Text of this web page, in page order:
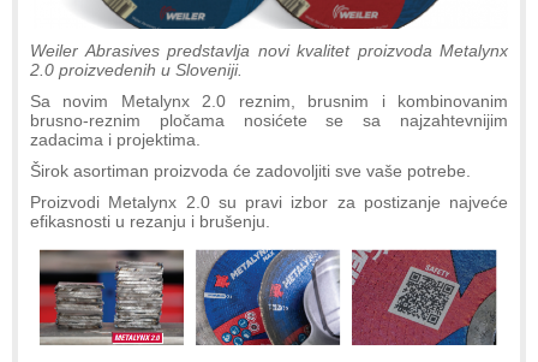
Weiler Abrasives predstavlja novi kvalitet proizvoda Metalynx
2.0 proizvedenih u Sloveniji.
Sa novim Metalynx 2.0 reznim, brusnim i kombinovanim
brusno-reznim pločama nosićete se sa najzahtevnijim
zadacima i projektima.
Širok asortiman proizvoda će zadovoljiti sve vaše potrebe.
Proizvodi Metalynx 2.0 su pravi izbor za postizanje najveće
efikasnosti u rezanju i brušenju.